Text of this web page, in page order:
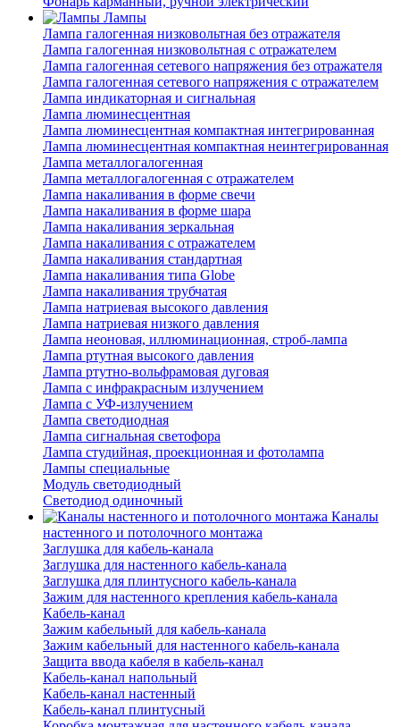
Лампы
Лампа галогенная низковольтная без отражателя
Лампа галогенная низковольтная с отражателем
Лампа галогенная сетевого напряжения без отражателя
Лампа галогенная сетевого напряжения с отражателем
Лампа индикаторная и сигнальная
Лампа люминесцентная
Лампа люминесцентная компактная интегрированная
Лампа люминесцентная компактная неинтегрированная
Лампа металлогалогенная
Лампа металлогалогенная с отражателем
Лампа накаливания в форме свечи
Лампа накаливания в форме шара
Лампа накаливания зеркальная
Лампа накаливания с отражателем
Лампа накаливания стандартная
Лампа накаливания типа Globe
Лампа накаливания трубчатая
Лампа натриевая высокого давления
Лампа натриевая низкого давления
Лампа неоновая, иллюминационная, строб-лампа
Лампа ртутная высокого давления
Лампа ртутно-вольфрамовая дуговая
Лампа с инфракрасным излучением
Лампа с УФ-излучением
Лампа светодиодная
Лампа сигнальная светофора
Лампа студийная, проекционная и фотолампа
Лампы специальные
Модуль светодиодный
Светодиод одиночный
Каналы
настенного и потолочного монтажа
Заглушка для кабель-канала
Заглушка для настенного кабель-канала
Заглушка для плинтусного кабель-канала
Зажим для настенного крепления кабель-канала
Кабель-канал
Зажим кабельный для кабель-канала
Зажим кабельный для настенного кабель-канала
Защита ввода кабеля в кабель-канал
Кабель-канал напольный
Кабель-канал настенный
Кабель-канал плинтусный